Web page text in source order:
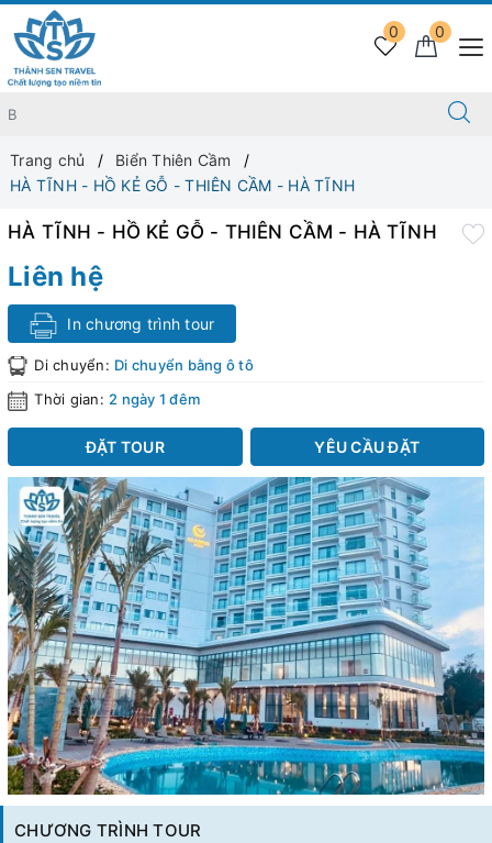
0
0
Trang chủ
Biển Thiên Cầm
HÀ TĨNH - HỒ KẺ GỖ - THIÊN CẦM - HÀ TĨNH
CHƯƠNG TRÌNH TOUR
HÀ TĨNH - HỒ KẺ GỖ - THIÊN CẦM - HÀ TĨNH
Liên hệ
In chương trình tour
Di chuyển: Di chuyển bằng ô tô
Thời gian: 2 ngày 1 đêm
ĐẶT TOUR YÊU CẦU ĐẶT